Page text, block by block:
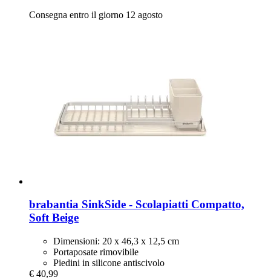
Consegna entro il giorno 12 agosto
brabantia SinkSide -​ Scolapiatti Compatto,
Soft Beige
Dimensioni: 20 x 46,3 x 12,5 cm
Portaposate rimovibile
Piedini in silicone antiscivolo
€ 40,99